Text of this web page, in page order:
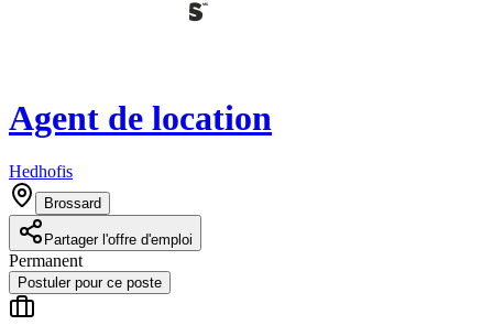
Agent de location
Hedhofis
Brossard
Partager l'offre d'emploi
Permanent
Postuler pour ce poste